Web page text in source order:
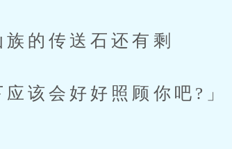
的传送石还有剩
该会好好照顾你吧?」